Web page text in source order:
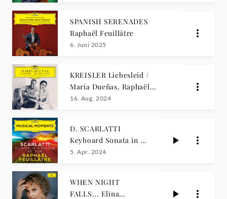
SPANISH SERENADES
Raphaël Feuillâtre
6. Juni 2025
KREISLER Liebesleid /
María Dueñas, Raphaël
Feuillâtre
16. Aug. 2024
D. SCARLATTI
Keyboard Sonata in A
Major, Kk. 208 /
5. Apr. 2024
WHEN NIGHT
FALLS... Elīna